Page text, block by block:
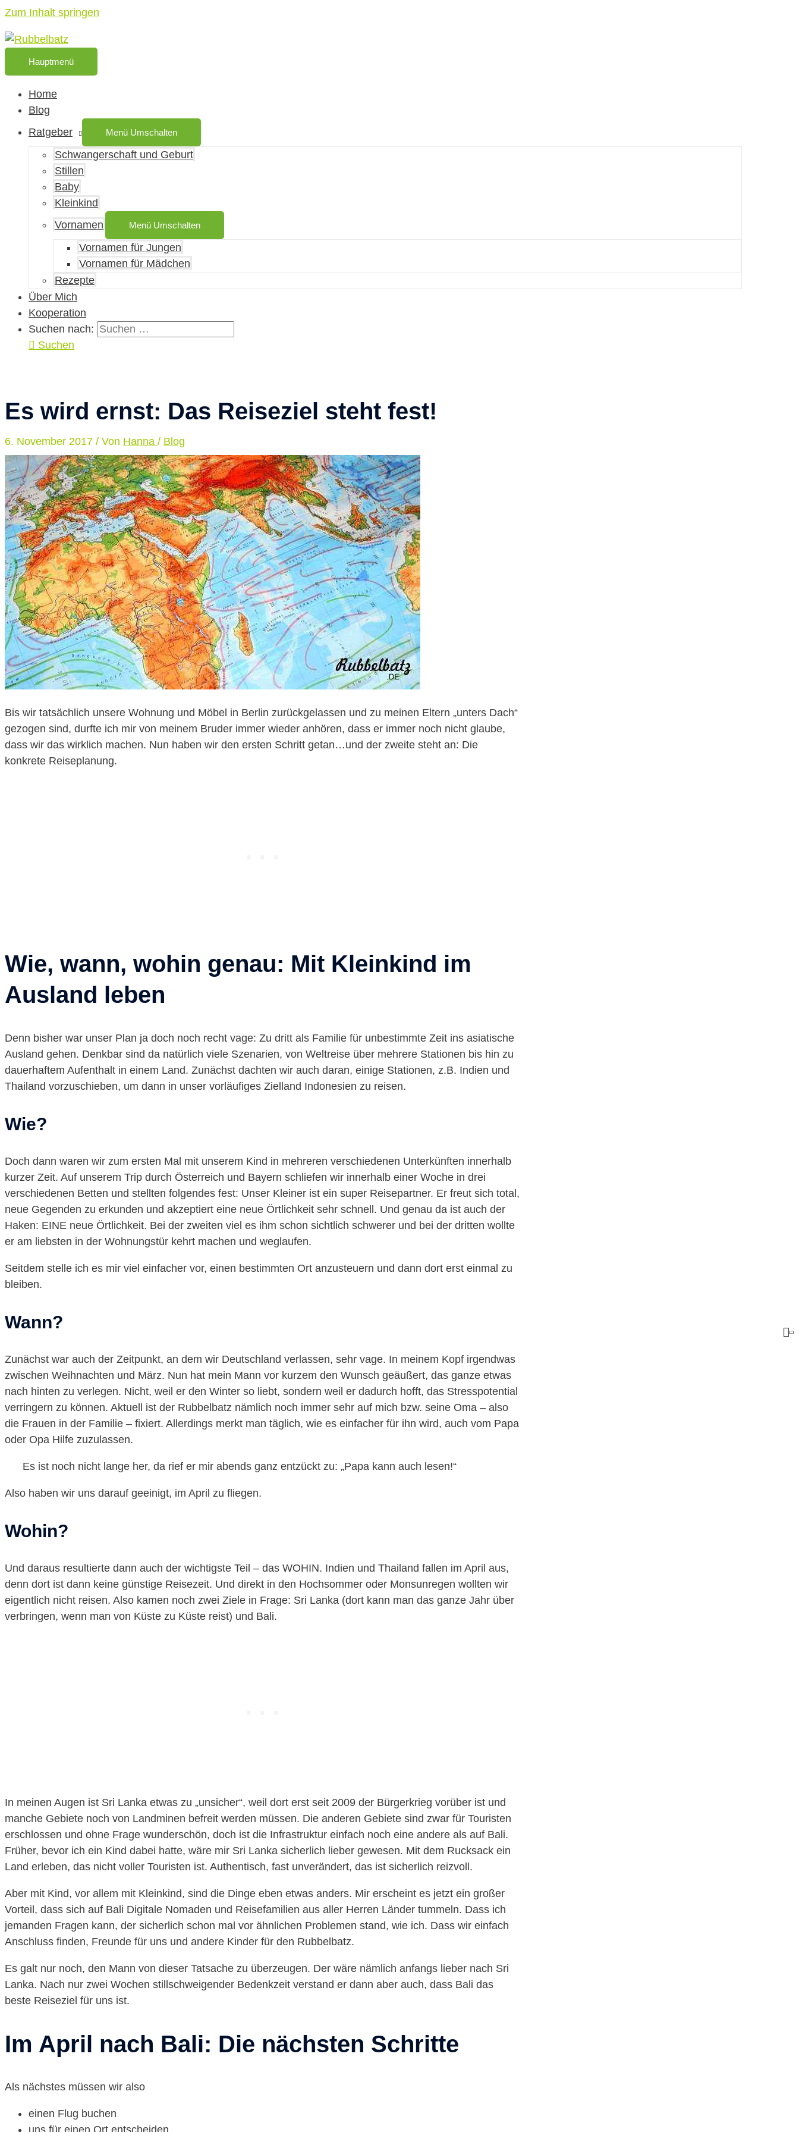
Zum Inhalt springen
Hauptmenü
Home
Blog
Ratgeber
Menü Umschalten
Schwangerschaft und Geburt
Stillen
Baby
Kleinkind
Vornamen
Menü Umschalten
Vornamen für Jungen
Vornamen für Mädchen
Rezepte
Über Mich
Kooperation
Suchen nach:
Suchen
Es wird ernst: Das Reiseziel steht fest!
6. November 2017 / Von Hanna / Blog
Bis wir tatsächlich unsere Wohnung und Möbel in Berlin zurückgelassen und zu meinen Eltern „unters Dach“
gezogen sind, durfte ich mir von meinem Bruder immer wieder anhören, dass er immer noch nicht glaube,
dass wir das wirklich machen. Nun haben wir den ersten Schritt getan…und der zweite steht an: Die
konkrete Reiseplanung.
Wie, wann, wohin genau: Mit Kleinkind im
Ausland leben
Denn bisher war unser Plan ja doch noch recht vage: Zu dritt als Familie für unbestimmte Zeit ins asiatische
Ausland gehen. Denkbar sind da natürlich viele Szenarien, von Weltreise über mehrere Stationen bis hin zu
dauerhaftem Aufenthalt in einem Land. Zunächst dachten wir auch daran, einige Stationen, z.B. Indien und
Thailand vorzuschieben, um dann in unser vorläufiges Zielland Indonesien zu reisen.
Wie?
Doch dann waren wir zum ersten Mal mit unserem Kind in mehreren verschiedenen Unterkünften innerhalb
kurzer Zeit. Auf unserem Trip durch Österreich und Bayern schliefen wir innerhalb einer Woche in drei
verschiedenen Betten und stellten folgendes fest: Unser Kleiner ist ein super Reisepartner. Er freut sich total,
neue Gegenden zu erkunden und akzeptiert eine neue Örtlichkeit sehr schnell. Und genau da ist auch der
Haken: EINE neue Örtlichkeit. Bei der zweiten viel es ihm schon sichtlich schwerer und bei der dritten wollte
er am liebsten in der Wohnungstür kehrt machen und weglaufen.
Seitdem stelle ich es mir viel einfacher vor, einen bestimmten Ort anzusteuern und dann dort erst einmal zu
bleiben.
Wann?
Zunächst war auch der Zeitpunkt, an dem wir Deutschland verlassen, sehr vage. In meinem Kopf irgendwas
zwischen Weihnachten und März. Nun hat mein Mann vor kurzem den Wunsch geäußert, das ganze etwas
nach hinten zu verlegen. Nicht, weil er den Winter so liebt, sondern weil er dadurch hofft, das Stresspotential
verringern zu können. Aktuell ist der Rubbelbatz nämlich noch immer sehr auf mich bzw. seine Oma – also
die Frauen in der Familie – fixiert. Allerdings merkt man täglich, wie es einfacher für ihn wird, auch vom Papa
oder Opa Hilfe zuzulassen.
Es ist noch nicht lange her, da rief er mir abends ganz entzückt zu: „Papa kann auch lesen!“
Also haben wir uns darauf geeinigt, im April zu fliegen.
Wohin?
Und daraus resultierte dann auch der wichtigste Teil – das WOHIN. Indien und Thailand fallen im April aus,
denn dort ist dann keine günstige Reisezeit. Und direkt in den Hochsommer oder Monsunregen wollten wir
eigentlich nicht reisen. Also kamen noch zwei Ziele in Frage: Sri Lanka (dort kann man das ganze Jahr über
verbringen, wenn man von Küste zu Küste reist) und Bali.
In meinen Augen ist Sri Lanka etwas zu „unsicher“, weil dort erst seit 2009 der Bürgerkrieg vorüber ist und
manche Gebiete noch von Landminen befreit werden müssen. Die anderen Gebiete sind zwar für Touristen
erschlossen und ohne Frage wunderschön, doch ist die Infrastruktur einfach noch eine andere als auf Bali.
Früher, bevor ich ein Kind dabei hatte, wäre mir Sri Lanka sicherlich lieber gewesen. Mit dem Rucksack ein
Land erleben, das nicht voller Touristen ist. Authentisch, fast unverändert, das ist sicherlich reizvoll.
Aber mit Kind, vor allem mit Kleinkind, sind die Dinge eben etwas anders. Mir erscheint es jetzt ein großer
Vorteil, dass sich auf Bali Digitale Nomaden und Reisefamilien aus aller Herren Länder tummeln. Dass ich
jemanden Fragen kann, der sicherlich schon mal vor ähnlichen Problemen stand, wie ich. Dass wir einfach
Anschluss finden, Freunde für uns und andere Kinder für den Rubbelbatz.
Es galt nur noch, den Mann von dieser Tatsache zu überzeugen. Der wäre nämlich anfangs lieber nach Sri
Lanka. Nach nur zwei Wochen stillschweigender Bedenkzeit verstand er dann aber auch, dass Bali das
beste Reiseziel für uns ist.
Im April nach Bali: Die nächsten Schritte
Als nächstes müssen wir also
einen Flug buchen
uns für einen Ort entscheiden